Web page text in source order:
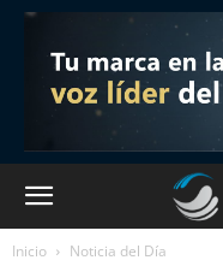
Inicio Noticia del Día